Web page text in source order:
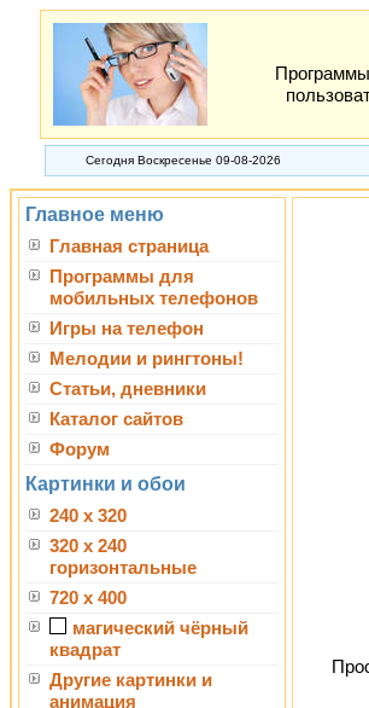
Сегодня Воскресенье 09-08-2026
Главное меню
Главная страница
Программы для
мобильных телефонов
Игры на телефон
Мелодии и рингтоны!
Статьи, дневники
Каталог сайтов
Форум
Картинки и обои
240 x 320
320 x 240
горизонтальные
720 x 400
магический чёрный
квадрат
Другие картинки и
анимация